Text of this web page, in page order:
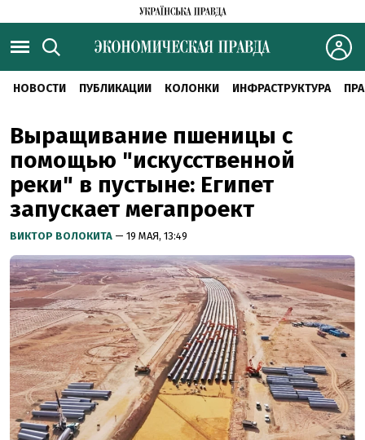
НОВОСТИ ПУБЛИКАЦИИ КОЛОНКИ ИНФРАСТРУКТУРА
Выращивание пшеницы с
помощью "искусственной
реки" в пустыне: Египет
запускает мегапроект
ВИКТОР ВОЛОКИТА — 19 МАЯ, 13:49